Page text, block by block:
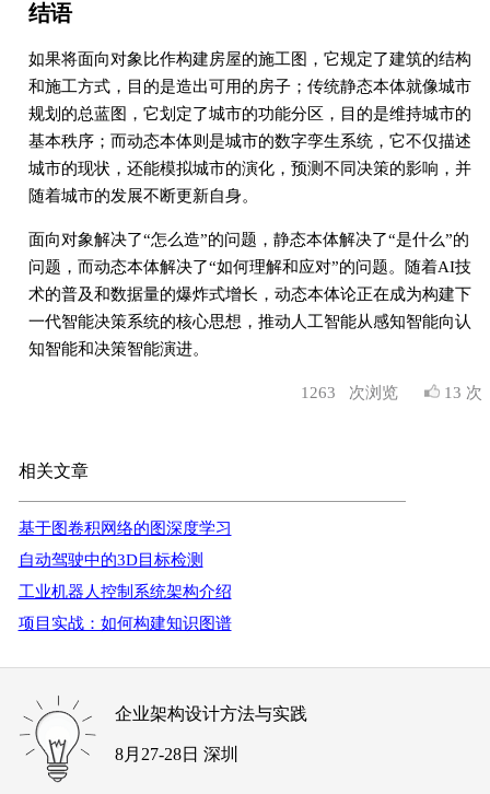
结语
如果将面向对象比作构建房屋的施工图，它规定了建筑的结构
和施工方式，目的是造出可用的房子；传统静态本体就像城市
规划的总蓝图，它划定了城市的功能分区，目的是维持城市的
基本秩序；而动态本体则是城市的数字孪生系统，它不仅描述
城市的现状，还能模拟城市的演化，预测不同决策的影响，并
随着城市的发展不断更新自身。
面向对象解决了“怎么造”的问题，静态本体解决了“是什么”的
问题，而动态本体解决了“如何理解和应对”的问题。随着AI技
术的普及和数据量的爆炸式增长，动态本体论正在成为构建下
一代智能决策系统的核心思想，推动人工智能从感知智能向认
知智能和决策智能演进。
1263 次浏览 13 次
相关文章
基于图卷积网络的图深度学习
自动驾驶中的3D目标检测
工业机器人控制系统架构介绍
项目实战：如何构建知识图谱